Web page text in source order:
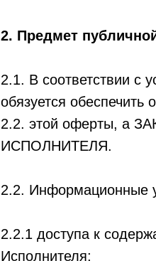
2. Предмет
2.1. В соответствии
обязуется обеспечить
2.2. этой оферты, а
ИСПОЛНИТЕЛЯ.
2.2. Информационные
2.2.1 доступа к
Исполнителя;